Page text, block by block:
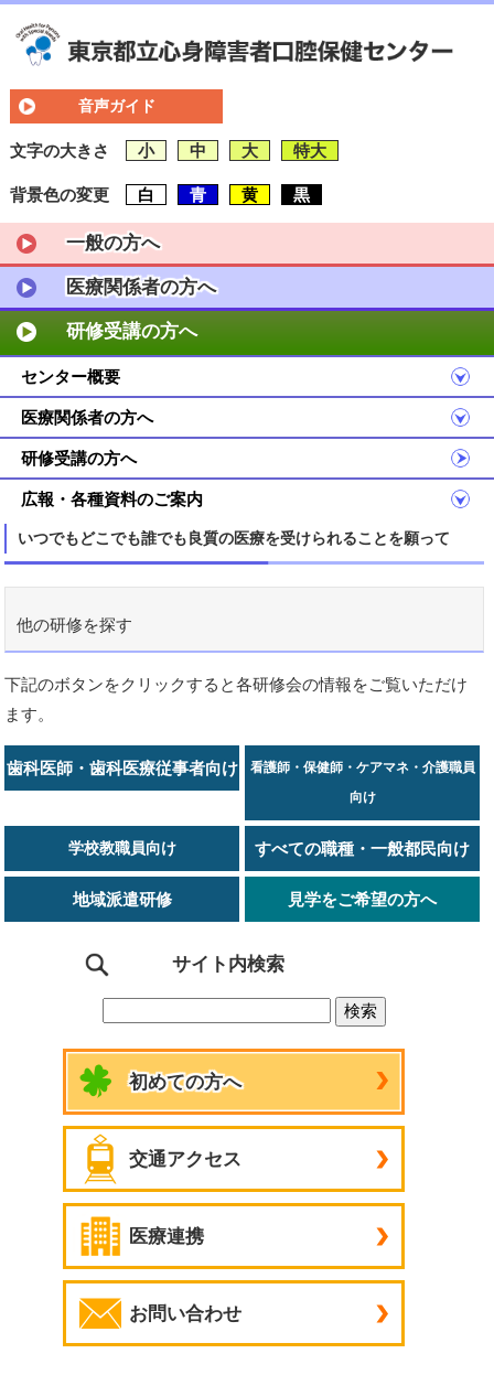
音声ガイド
文字の大きさ 小 中 大 特大
背景色の変更 白 青 黄 黒
一般の方へ
医療関係者の方へ
研修受講の方へ
センター概要
医療関係者の方へ
研修受講の方へ
広報・各種資料のご案内
いつでもどこでも誰でも良質の医療を受けられることを願って
他の研修を探す
下記のボタンをクリックすると各研修会の情報をご覧いただけ
ます。
歯科医師・歯科医療従事者向け
看護師・保健師・ケアマネ・介護職員
向け
学校教職員向け すべての職種・一般都民向け
地域派遣研修 見学をご希望の方へ
サイト内検索
初めての方へ
交通アクセス
医療連携
お問い合わせ